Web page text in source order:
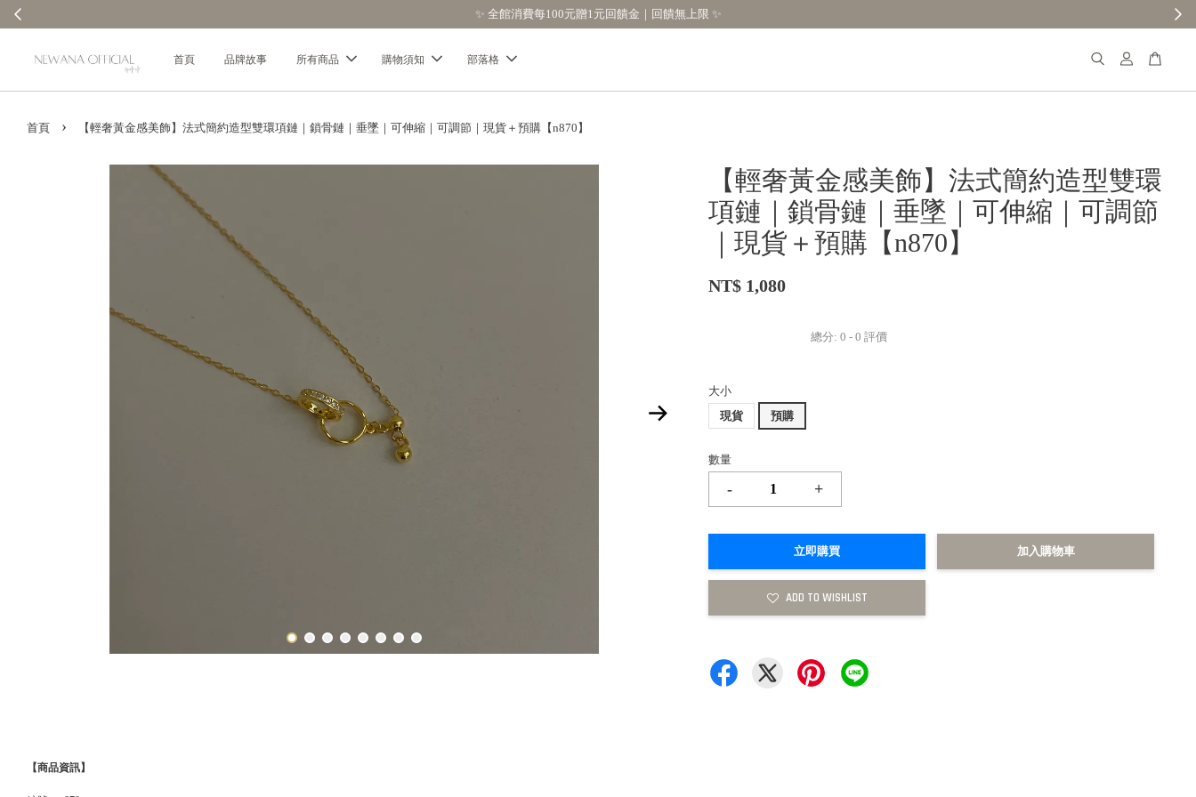
每100元贈1元回饋金｜回饋無上限 ✨ 【分享購物評
首頁 品牌故事 所有商品 購物須知 部落格
首頁 › 【輕奢黃金感美飾】法式簡約造型雙環項鏈｜鎖骨鏈｜垂墜｜可伸縮｜可調節｜現貨＋預購【n870】
【輕奢黃金感美飾】法式簡約造型雙環
項鏈｜鎖骨鏈｜垂墜｜可伸縮｜可調節
｜現貨＋預購【n870】
NT$ 1,080
總分:0 -0 評價
大小
現貨
預購
數量
- +
立即購買 加入購物車
ADD TO WISHLIST
【商品資訊】